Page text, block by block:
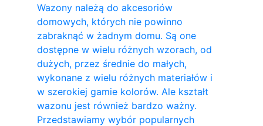
Wazony należą do akcesoriów
domowych, których nie powinno
zabraknąć w żadnym domu. Są one
dostępne w wielu różnych wzorach, od
dużych, przez średnie do małych,
wykonane z wielu różnych materiałów i
w szerokiej gamie kolorów. Ale kształt
wazonu jest również bardzo ważny.
Przedstawiamy wybór popularnych